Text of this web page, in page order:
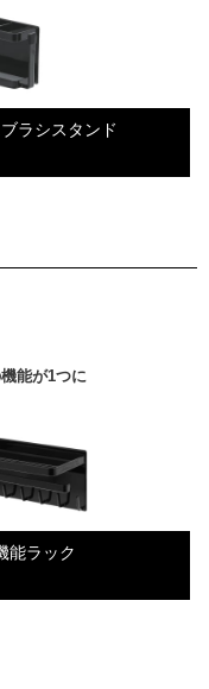
ラシスタンド
能が1つに
能ラック